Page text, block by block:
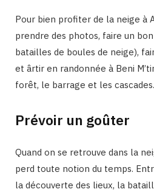
Pour bien profiter de la neige à
prendre des photos, faire un
batailles de boules de neige),
et ârtir en randonnée à Beni
forêt, le barrage et les cascades.
Prévoir un goûter
Quand on se retrouve dans la
perd toute notion du temps.
la découverte des lieux, la